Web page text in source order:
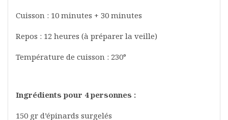
Cuisson : 10 minutes + 30 minutes
Repos : 12 heures (à préparer la veille)
Température de cuisson : 230°
Ingrédients pour 4 personnes :
150 gr d’épinards surgelés